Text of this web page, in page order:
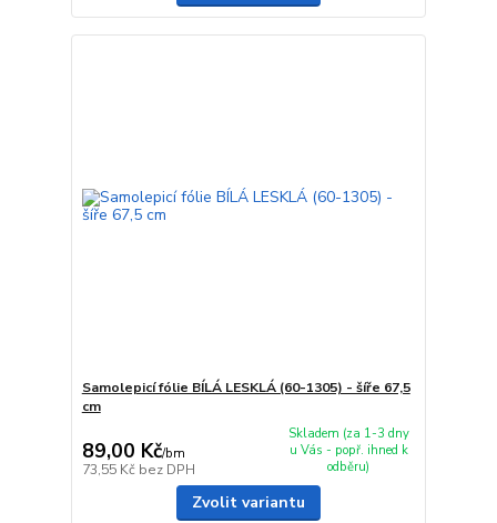
Samolepicí fólie BÍLÁ LESKLÁ (60-1305) - šíře 67,5
cm
89,00 Kč/bm
73,55 Kč bez DPH
Skladem (za 1-3 dny
u Vás - popř. ihned k
odběru)
Zvolit variantu